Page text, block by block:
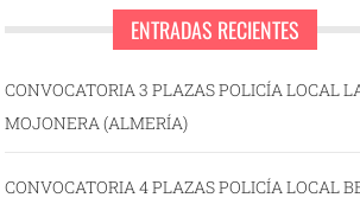
ENTRADAS RECIENTES
CONVOCATORIA 3 PLAZAS POLICÍA LOCAL
MOJONERA (ALMERÍA)
CONVOCATORIA 4 PLAZAS POLICÍA LOCAL